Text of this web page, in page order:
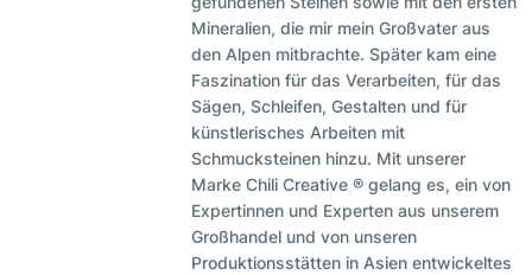
Mineralien, die mir mein Großvater aus
den Alpen mitbrachte. Später kam eine
Faszination für das Verarbeiten, für das
Sägen, Schleifen, Gestalten und für
künstlerisches Arbeiten mit
Schmucksteinen hinzu. Mit unserer
Marke Chili Creative ® gelang es, ein von
Expertinnen und Experten aus unserem
Großhandel und von unseren
Produktionsstätten in Asien entwickeltes